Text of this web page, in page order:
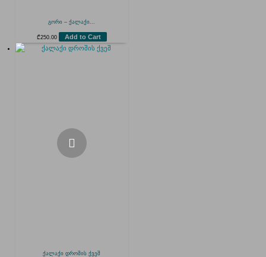
გორი – ქალაქი...
₾250.00 Add to Cart
ქალაქი დროშის ქვეშ